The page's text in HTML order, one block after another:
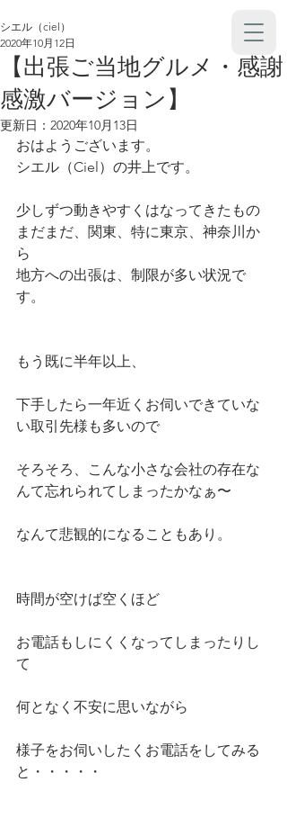
【出張ご当地グルメ・感謝
感激バージョン】
シエル（ciel）
2020年10月12日
更新日： 2020年10月13日
おはようございます。
シエル（Ciel）の井上です。
少しずつ動きやすくはなってきたもの
まだまだ、関東、特に東京、神奈川か
ら
地方への出張は、制限が多い状況で
す。
もう既に半年以上、
下手したら一年近くお伺いできていな
い取引先様も多いので
そろそろ、こんな小さな会社の存在な
んて忘れられてしまったかなぁ〜
なんて悲観的になることもあり。
時間が空けば空くほど
お電話もしにくくなってしまったりし
て
何となく不安に思いながら
様子をお伺いしたくお電話をしてみる
と・・・・・